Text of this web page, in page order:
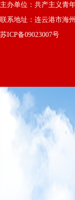
主办单位：共产主义青
联系地址：连云港市海
苏ICP备09023007号